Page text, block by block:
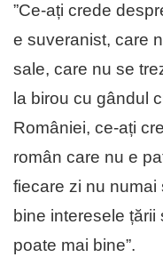
”Ce-ați crede
e suveranist, care
sale, care nu se
la birou cu gândul
României, ce-ați
român care nu e
fiecare zi nu
bine interesele
poate mai bine”.